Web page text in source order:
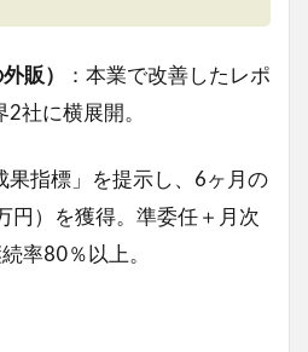
販）
：本業で改善したレポ
社に横展開。
果指標」を提示し、6ヶ月の
円）を獲得。準委任＋月次
率80％以上。